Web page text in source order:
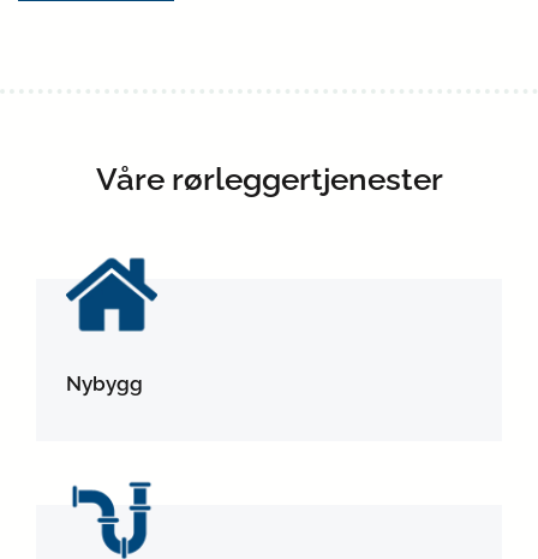
Våre rørleggertjenester
Nybygg